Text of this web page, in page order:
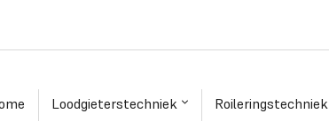
Loodgieterstechniek Roileringstechniek